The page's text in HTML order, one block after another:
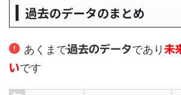
過去のデータのまとめ
あくまで過去のデータであり 未
いです